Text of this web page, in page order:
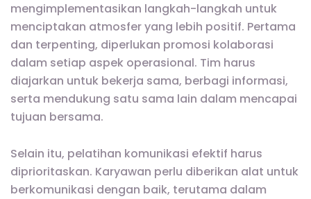
mengimplementasikan langkah-langkah untuk
menciptakan atmosfer yang lebih positif. Pertama
dan terpenting, diperlukan promosi kolaborasi
dalam setiap aspek operasional. Tim harus
diajarkan untuk bekerja sama, berbagi informasi,
serta mendukung satu sama lain dalam mencapai
tujuan bersama.
Selain itu, pelatihan komunikasi efektif harus
diprioritaskan. Karyawan perlu diberikan alat untuk
berkomunikasi dengan baik, terutama dalam